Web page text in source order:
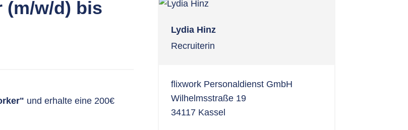
(m/w/d) bis
und erhalte eine 200€
Lydia Hinz
Recruiterin
flixwork Personaldienst GmbH
Wilhelmsstraße 19
34117 Kassel